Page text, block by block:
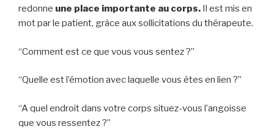
redonne une place importante au corps. Il est mis en
mot par le patient, grâce aux sollicitations du thérapeute.
“Comment est ce que vous vous sentez ?”
“Quelle est l’émotion avec laquelle vous êtes en lien ?”
“A quel endroit dans votre corps situez-vous l’angoisse
que vous ressentez ?”